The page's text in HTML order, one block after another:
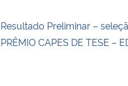
Resultado Preliminar –
PRÊMIO CAPES DE TESE –